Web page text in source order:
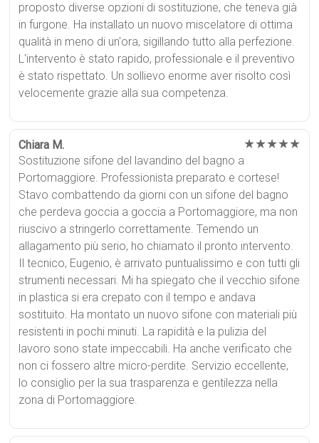
proposto diverse opzioni di sostituzione, che teneva già
in furgone. Ha installato un nuovo miscelatore di ottima
qualità in meno di un'ora, sigillando tutto alla perfezione.
L'intervento è stato rapido, professionale e il preventivo
è stato rispettato. Un sollievo enorme aver risolto così
velocemente grazie alla sua competenza.
Chiara M. ★★★★★
Sostituzione sifone del lavandino del bagno a
Portomaggiore. Professionista preparato e cortese!
Stavo combattendo da giorni con un sifone del bagno
che perdeva goccia a goccia a Portomaggiore, ma non
riuscivo a stringerlo correttamente. Temendo un
allagamento più serio, ho chiamato il pronto intervento.
Il tecnico, Eugenio, è arrivato puntualissimo e con tutti gli
strumenti necessari. Mi ha spiegato che il vecchio sifone
in plastica si era crepato con il tempo e andava
sostituito. Ha montato un nuovo sifone con materiali più
resistenti in pochi minuti. La rapidità e la pulizia del
lavoro sono state impeccabili. Ha anche verificato che
non ci fossero altre micro-perdite. Servizio eccellente,
lo consiglio per la sua trasparenza e gentilezza nella
zona di Portomaggiore.